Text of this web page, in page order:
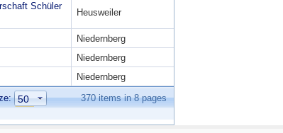
370items in8pages
Schüler
Heusweiler
Niedernberg
Niedernberg
Niedernberg